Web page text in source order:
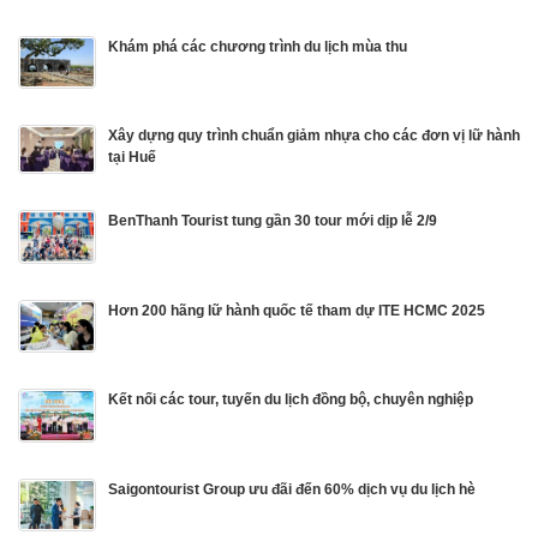
Khám phá các chương trình du lịch mùa thu
Xây dựng quy trình chuẩn giảm nhựa cho các đơn vị lữ hành
tại Huế
BenThanh Tourist tung gần 30 tour mới dịp lễ 2/9
Hơn 200 hãng lữ hành quốc tế tham dự ITE HCMC 2025
Kết nối các tour, tuyến du lịch đồng bộ, chuyên nghiệp
Saigontourist Group ưu đãi đến 60% dịch vụ du lịch hè